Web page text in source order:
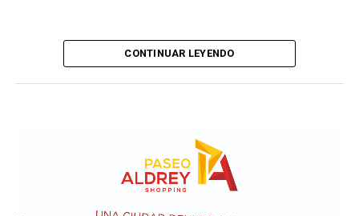
CONTINUAR LEYENDO